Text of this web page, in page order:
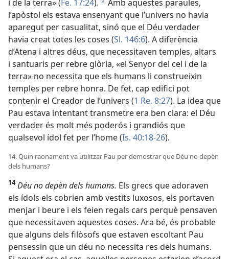
i de la terra» (Fe. 17:24). h Amb aquestes paraules,
l’apòstol els estava ensenyant que l’univers no havia
aparegut per casualitat, sinó que el Déu verdader
havia creat totes les coses (Sl. 146:6). A diferència
d’Atena i altres déus, que necessitaven temples, altars
i santuaris per rebre glòria, «el Senyor del cel i de la
terra» no necessita que els humans li construeixin
temples per rebre honra. De fet, cap edifici pot
contenir el Creador de l’univers (1 Re. 8:27). La idea que
Pau estava intentant transmetre era ben clara: el Déu
verdader és molt més poderós i grandiós que
qualsevol ídol fet per l’home (Is. 40:18-26).
14. Quin raonament va utilitzar Pau per demostrar que Déu no depèn
dels humans?
14 Déu no depèn dels humans. Els grecs que adoraven
els ídols els cobrien amb vestits luxosos, els portaven
menjar i beure i els feien regals cars perquè pensaven
que necessitaven aquestes coses. Ara bé, és probable
que alguns dels filòsofs que estaven escoltant Pau
pensessin que un déu no necessita res dels humans.